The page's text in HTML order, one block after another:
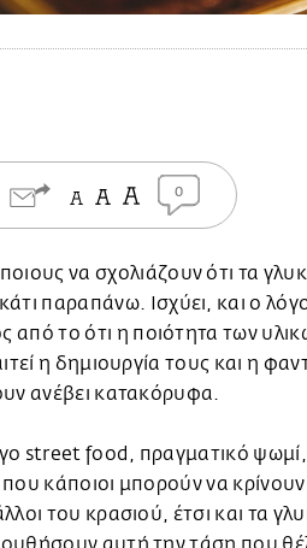
0
να σχολιάζουν ότι τα
παραπάνω. Ισχύει, και ο
από το ότι η ποιότητα των
η δημιουργία τους και η
ανέβει κατακόρυφα.
street food, πραγματικό ψωμί,
κάποιοι μπορούν να κρίνουν
του κρασιού, έτσι και τα